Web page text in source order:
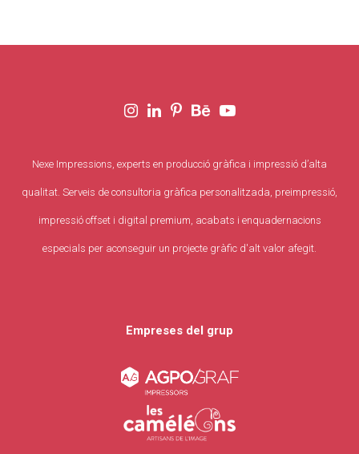
Nexe Impressions, experts en producció gràfica i impressió d’alta
qualitat. Serveis de consultoria gràfica personalitzada, preimpressió,
impressió offset i digital premium, acabats i enquadernacions
especials per aconseguir un projecte gràfic d'alt valor afegit.
Empreses del grup